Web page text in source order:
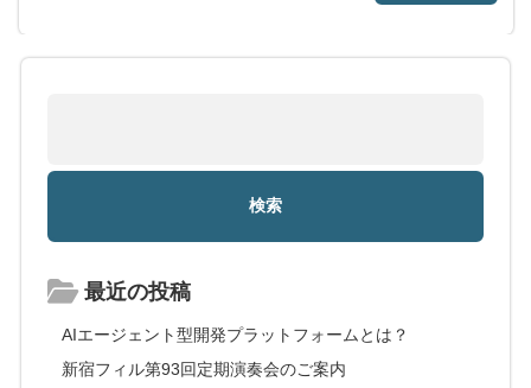
最近の投稿
AIエージェント型開発プラットフォームとは？
新宿フィル第93回定期演奏会のご案内